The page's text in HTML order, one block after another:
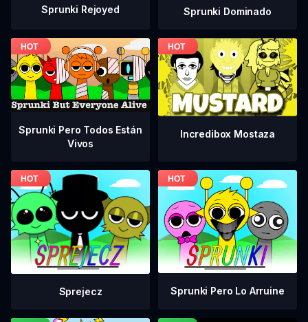
Sprunki Rejoyed Sprunki Dominado
Sprunki Pero Todos Están
Vivos
Incredibox Mostaza
Sprejecz Sprunki Pero Lo Arruine